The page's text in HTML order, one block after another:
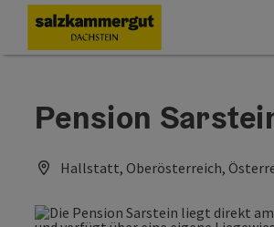
Zum InhaltAccesskey
[0]
Zur NavigationAccesskey
[1]
Zum Seitenanfang
Pension
Hallstatt, Oberösterreich,